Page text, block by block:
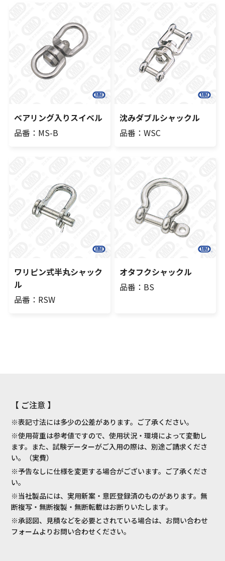
ベアリング入りスイベル
品番：MS-B
沈みダブルシャックル
品番：WSC
ワリピン式半丸シャック
ル
品番：RSW
オタフクシャックル
品番：BS
【 ご注意 】
※表記寸法には多少の公差があります。ご了承ください。
※使用荷重は参考値ですので、使用状況・環境によって変動し
ます。また、試験データーがご入用の際は、別途ご請求くださ
い。（実費）
※予告なしに仕様を変更する場合がございます。ご了承くださ
い。
※当社製品には、実用新案・意匠登録済のものがあります。無
断複写・無断複製・無断転載はお断りいたします。
※承認図、見積などを必要とされている場合は、お問い合わせ
フォームよりお問い合わせください。